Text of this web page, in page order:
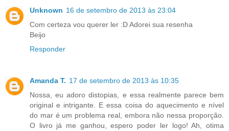
Unknown 16 de setembro de 2013 às 23:04
Com certeza vou querer ler :D Adorei sua resenha
Beijo
Responder
Amanda T. 17 de setembro de 2013 às 10:35
Nossa, eu adoro distopias, e essa realmente parece bem
original e intrigante. E essa coisa do aquecimento e nível
do mar é um problema real, embora não nessa proporção.
O livro já me ganhou, espero poder ler logo! Ah, otima